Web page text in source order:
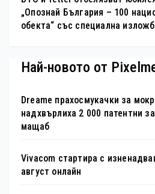
„Опознай България – 100
обекта“ със специална
Най-новото от
Dreame прахосмукачки за
надхвърлиха 2 000 патентни
мащаб
Vivacom стартира с
август онлайн